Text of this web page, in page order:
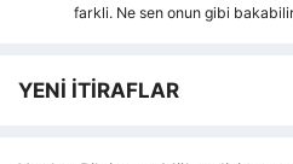
farkli. Ne sen onun gibi
YENİ İTİRAFLAR